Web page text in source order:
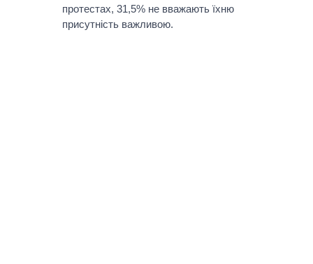
КАБІНЕТ МІНІСТРІВ
ГОЛОВИ ОБЛАДМІНІСТРАЦІЙ
ПІДТРИМАТИ
протестах, 31,5% не вважають їхню
присутність важливою.